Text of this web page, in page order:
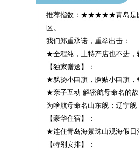
推荐指数：★★★★★青岛是国
区。
我们郑重承诺，重拳出击：
★全程纯，土特产店也不进，
【独家赠送】：
★飘扬小国旗，脸贴小国旗，
★亲子互动 解密航母命名的故
为啥航母命名山东舰；辽宁舰
【豪华住宿】：
★连住青岛海景珠山观海假日
【特别安排】：